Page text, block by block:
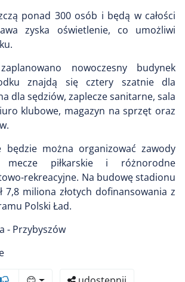
ponad 300 osób i będą w całości
zyska oświetlenie, co umożliwi
nowoczesny budynek
znajdą się cztery szatnie dla
dla sędziów, zaplecze sanitarne, sala
klubowe, magazyn na sprzęt oraz
będzie można organizować zawody
mecze piłkarskie i różnorodne
rekreacyjne. Na budowę stadionu
7,8 miliona złotych dofinansowania z
Polski Ład.
- Przybyszów